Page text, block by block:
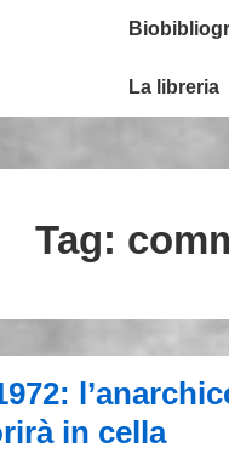
Menu
La libreria
Tag:
in cella